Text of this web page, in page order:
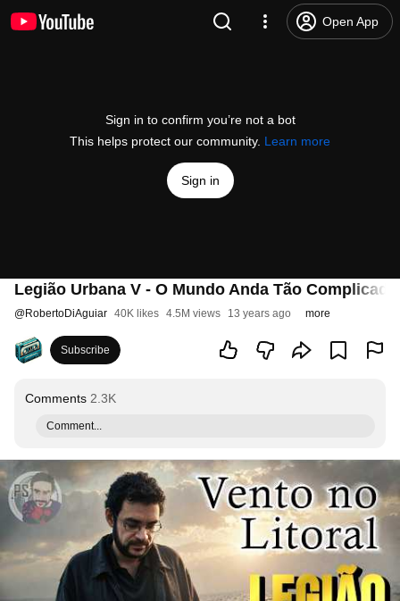
Open App
Sign in to confirm you’re not a bot
This helps protect our community. Learn more
Sign in
Legião Urbana V - O Mundo Anda Tão
@RobertoDiAguiar 40K likes 4.5M views 13 years ago more
Subscribe
Comments 2.3K
Comment...